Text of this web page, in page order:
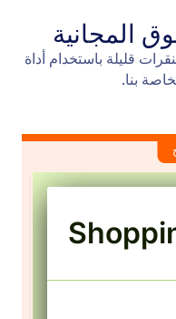
المجانية
قليلة باستخدام أداة
بنا.